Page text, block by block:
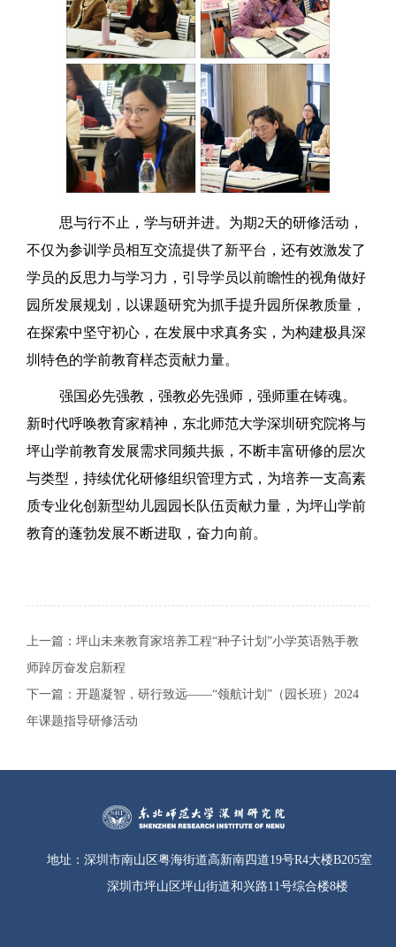
思与行不止，学与研并进。为期2天的研修活动，
不仅为参训学员相互交流提供了新平台，还有效激发了
学员的反思力与学习力，引导学员以前瞻性的视角做好
园所发展规划，以课题研究为抓手提升园所保教质量，
在探索中坚守初心，在发展中求真务实，为构建极具深
圳特色的学前教育样态贡献力量。
强国必先强教，强教必先强师，强师重在铸魂。
新时代呼唤教育家精神，东北师范大学深圳研究院将与
坪山学前教育发展需求同频共振，不断丰富研修的层次
与类型，持续优化研修组织管理方式，为培养一支高素
质专业化创新型幼儿园园长队伍贡献力量，为坪山学前
教育的蓬勃发展不断进取，奋力向前。
上一篇： 坪山未来教育家培养工程“种子计划”小学英语熟手教
师踔厉奋发启新程
下一篇： 开题凝智，研行致远——“领航计划”（园长班）2024
年课题指导研修活动
地址： 深圳市南山区粤海街道高新南四道19号R4大楼B205室
深圳市坪山区坪山街道和兴路11号综合楼8楼